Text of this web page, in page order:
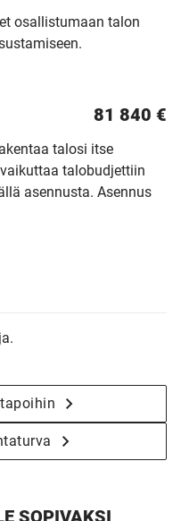
osallistumaan talon
81 840 €
talosi itse
talobudjettiin
asennusta. Asennus
SOPIVAKSI